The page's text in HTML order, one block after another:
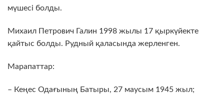
мүшесі болды.
Михаил Петрович Галин 1998 жылы 17 қыркүйекте
қайтыс болды. Рудный қаласында жерленген.
Марапаттар:
– Кеңес Одағының Батыры, 27 маусым 1945 жыл;